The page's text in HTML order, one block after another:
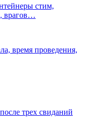
стим,
врагов…
время проведения,
трех свиданий